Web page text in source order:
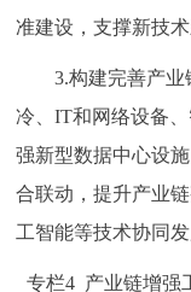
准建设，支撑新技术
3.构建完善产业
冷、IT和网络设备
强新型数据中心设
合联动，提升产业
工智能等技术协同
专栏4 产业链增强